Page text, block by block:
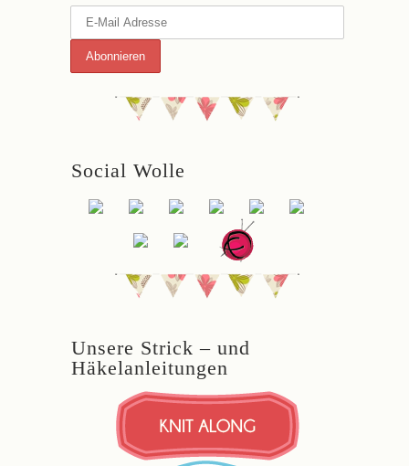
Social Wolle
Unsere Strick – und
Häkelanleitungen